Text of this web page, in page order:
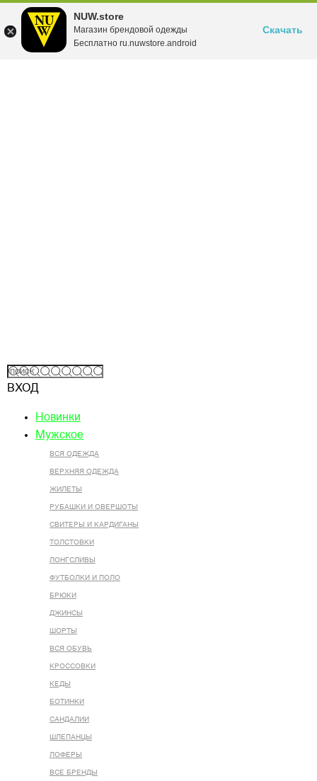
NUW.store
Магазин брендовой одежды
Бесплатно ru.nuwstore.android
Скачать
ВХОД
Новинки
Мужское
ВСЯ ОДЕЖДА
ВЕРХНЯЯ ОДЕЖДА
ЖИЛЕТЫ
РУБАШКИ И ОВЕРШОТЫ
СВИТЕРЫ И КАРДИГАНЫ
ТОЛСТОВКИ
ЛОНГСЛИВЫ
ФУТБОЛКИ И ПОЛО
БРЮКИ
ДЖИНСЫ
ШОРТЫ
ВСЯ ОБУВЬ
КРОССОВКИ
КЕДЫ
БОТИНКИ
САНДАЛИИ
ШЛЕПАНЦЫ
ЛОФЕРЫ
ВСЕ БРЕНДЫ